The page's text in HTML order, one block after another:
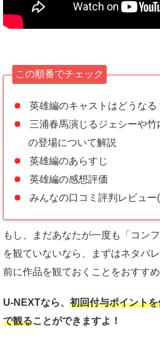
この順番でチェック
英雄編のキャストはどうなる
三浦春馬演じるジェシーや
の登場について解説
英雄編のあらすじ
英雄編の感想評価
みんなの口コミ評判レビュ
もし、まだあなたが一度も「コン
を観ていないなら、まずはネタバ
前に作品を観ておくことをおすすめ
U-NEXTなら、 初回付与ポイント
で観ることができますよ！